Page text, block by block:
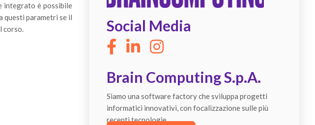
integrato è possibile
questi parametri se il
Social Media
Brain Computing S.p.A.
Siamo una software factory che sviluppa progetti
informatici innovativi, con focalizzazione sulle più
recenti tecnologie.